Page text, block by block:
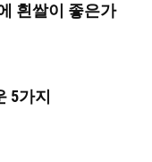
흰쌀이 좋은가
5가지